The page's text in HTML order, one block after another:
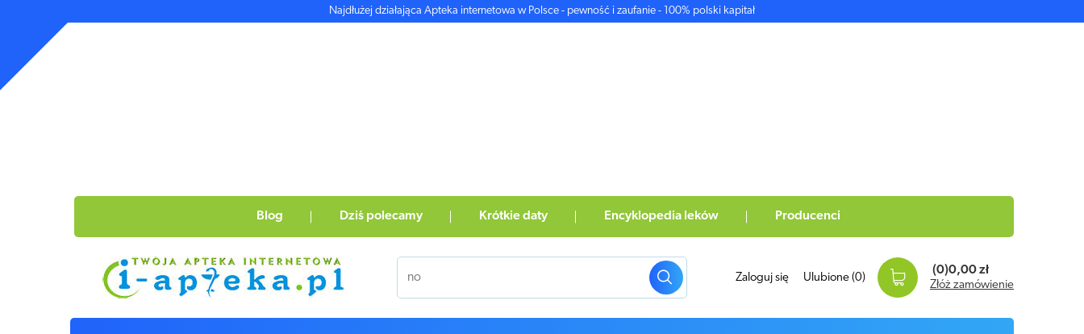
Najdłużej działająca Apteka internetowa w Polsce - pewność i zaufanie - 100% polski kapitał
Blog Dziś polecamy Krótkie daty Encyklopedia leków Producenci
Zaloguj się Ulubione (0)
(0)0,00 zł
Złóż zamówienie